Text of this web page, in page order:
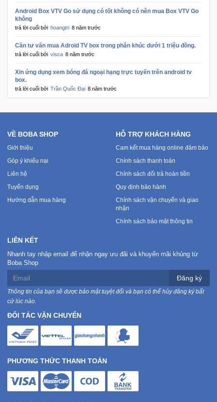
Thao
Ngoại
Máy
Đồ
chơi
công
Dịch
pháp
Voucher
Và
Bé
Android Box VTV Go sử dụng có tốt không có nên mua Box VTV Go
không
trả lời cuối bởi hoangtri 8 năm trước
Cần tư vấn mua Adroid TV box trong phân khúc dưới 1 triệu đồng.
trả lời cuối bởi visca 8 năm trước
Xin ứng dụng xem bóng đá ngoại hạng trực tuyến trên android tv
box.
trả lời cuối bởi Trần Quốc Đại 8 năm trước
VỀ BOBA SHOP
Giới thiệu
Góp ý khiếu nại
Liên hệ
Tuyển dụng
Hướng dẫn mua hàng
HỖ TRỢ KHÁCH HÀNG
Cam kết mua hàng online đảm bảo
Chính sách thanh toán
Chính sách đổi trả hoàn tiền
Quy định bảo hành
Chính sách vận chuyển và giao
nhận
Chính sách bảo mật thông tin
LIÊN KẾT
Nhanh tay nhập email để nhận ngay ưu đãi và khuyến mãi khủng từ
Boba Shop
Đăng ký
Thông tin của bạn sẽ được bảo mật tuyệt đối và bạn có thể hủy đăng ký bất
cứ lúc nào.
ĐỐI TÁC VẬN CHUYỂN
PHƯƠNG THỨC THANH TOÁN